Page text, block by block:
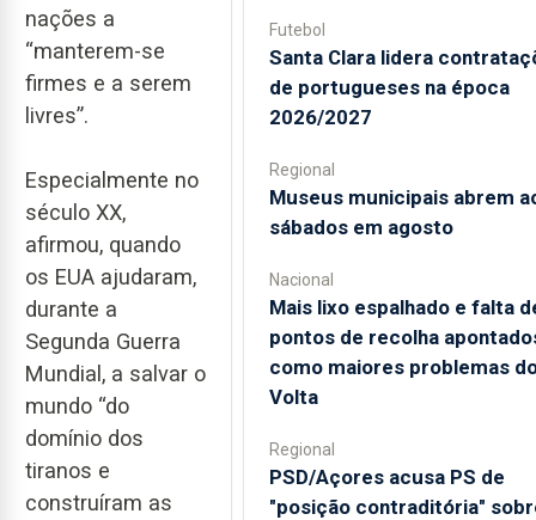
nações a
“manterem-se
firmes e a serem
livres”.
Especialmente no
século XX,
afirmou, quando
os EUA ajudaram,
durante a
Segunda Guerra
Mundial, a salvar o
mundo “do
domínio dos
tiranos e
construíram as
Futebol
Santa Clara lidera
de portugueses na época
2026/2027
Regional
Museus municipais abrem
sábados em agosto
Nacional
Mais lixo espalhado e falta
pontos de recolha
como maiores problemas
Volta
Regional
PSD/Açores acusa PS de
"posição contraditória"